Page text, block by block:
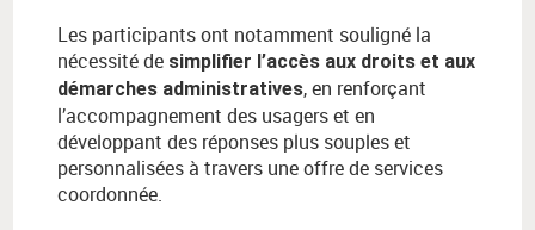
Les participants ont notamment souligné la
nécessité de simplifier l’accès aux droits et aux
démarches administratives, en renforçant
l’accompagnement des usagers et en
développant des réponses plus souples et
personnalisées à travers une offre de services
coordonnée.